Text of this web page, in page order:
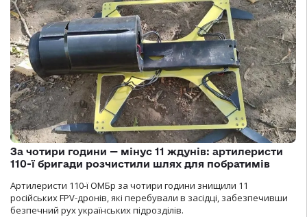
За чотири години — мінус 11 ждунів: артилеристи
110-ї бригади розчистили шлях для побратимів
Артилеристи 110-ї ОМБр за чотири години знищили 11
російських FPV-дронів, які перебували в засідці, забезпечивши
безпечний рух українських підрозділів.